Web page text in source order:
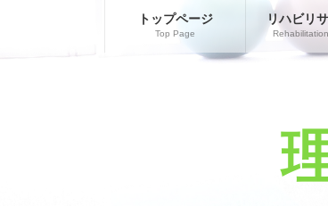
トップページ
Top Page
リハビリ